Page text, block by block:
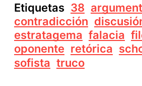
Etiquetas 38
contradicción
estratagema falacia
oponente retórica
sofista truco